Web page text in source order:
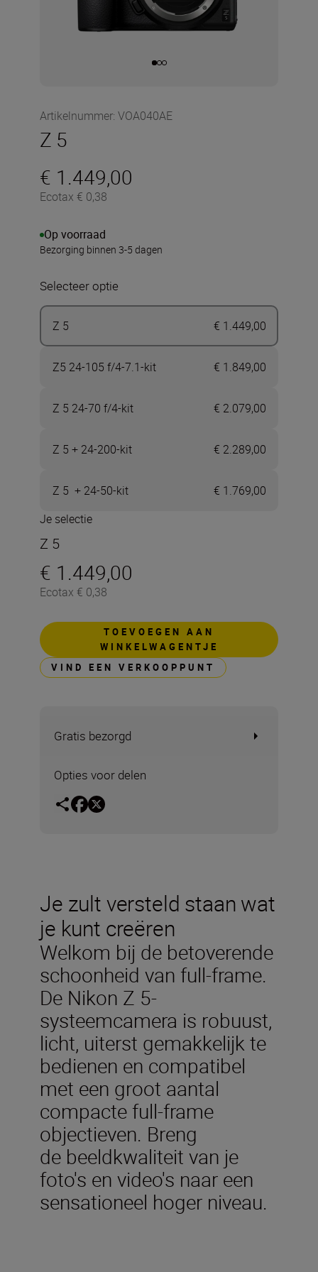
Artikelnummer: VOA040AE
Z 5
€ 1.449,00
Ecotax € 0,38
Op voorraad
Bezorging binnen 3-5 dagen
Selecteer optie
Z 5 € 1.449,00
Z5 24-105 f/4-7.1-kit € 1.849,00
Z 5 24-70 f/4-kit € 2.079,00
Z 5 + 24-200-kit € 2.289,00
Z 5 + 24-50-kit
€ 1.769,00
Je selectie
Z 5
€ 1.449,00
Ecotax € 0,38
TOEVOEGEN AAN
WINKELWAGENTJE
VIND EEN VERKOOPPUNT
Gratis bezorgd
Opties voor delen
Je zult versteld staan wat
je kunt creëren
Welkom bij de betoverende
schoonheid van full-frame.
De Nikon Z 5-
systeemcamera is robuust,
licht, uiterst gemakkelijk te
bedienen en compatibel
met een groot aantal
compacte full-frame
objectieven. Breng
de beeldkwaliteit van je
foto's en video's naar een
sensationeel hoger niveau.